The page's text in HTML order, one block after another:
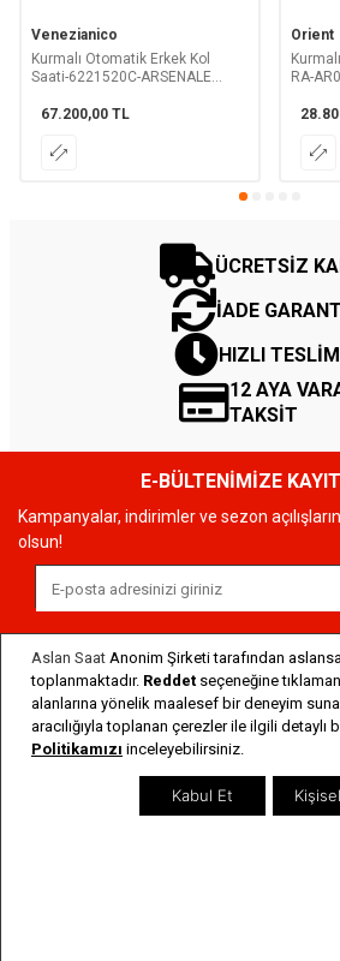
Venezianico
Kurmalı Otomatik Erkek Kol
Saati-6221520C-ARSENALE
67.200,00 TL
Orient
RA-
ÜCRETSİZ
İADE
HIZLI
12 AYA
TAKSİT
E-BÜLTENİMİZE
Kampanyalar, indirimler ve sezon
olsun!
Aslan Saat
Hakkımızda
Şirket & Banka Bilgileri
İnsan Kaynakları
Aslan Saat Anonim Şirketi tarafından
toplanmaktadır. Reddet seçeneğine
alanlarına yönelik maalesef bir deneyim
aracılığıyla toplanan çerezler ile ilgili detaylı
Politikamızı inceleyebilirsiniz.
Kabul Et